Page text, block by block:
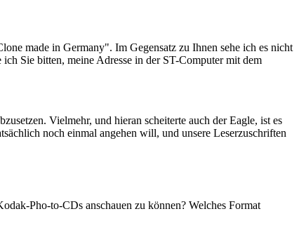
made in Germany". Im Gegensatz zu Ihnen sehe ich es nicht
Sie bitten, meine Adresse in der ST-Computer mit dem
Vielmehr, und hieran scheiterte auch der Eagle, ist es
noch einmal angehen will, und unsere Leserzuschriften
Pho-to-CDs anschauen zu können? Welches Format